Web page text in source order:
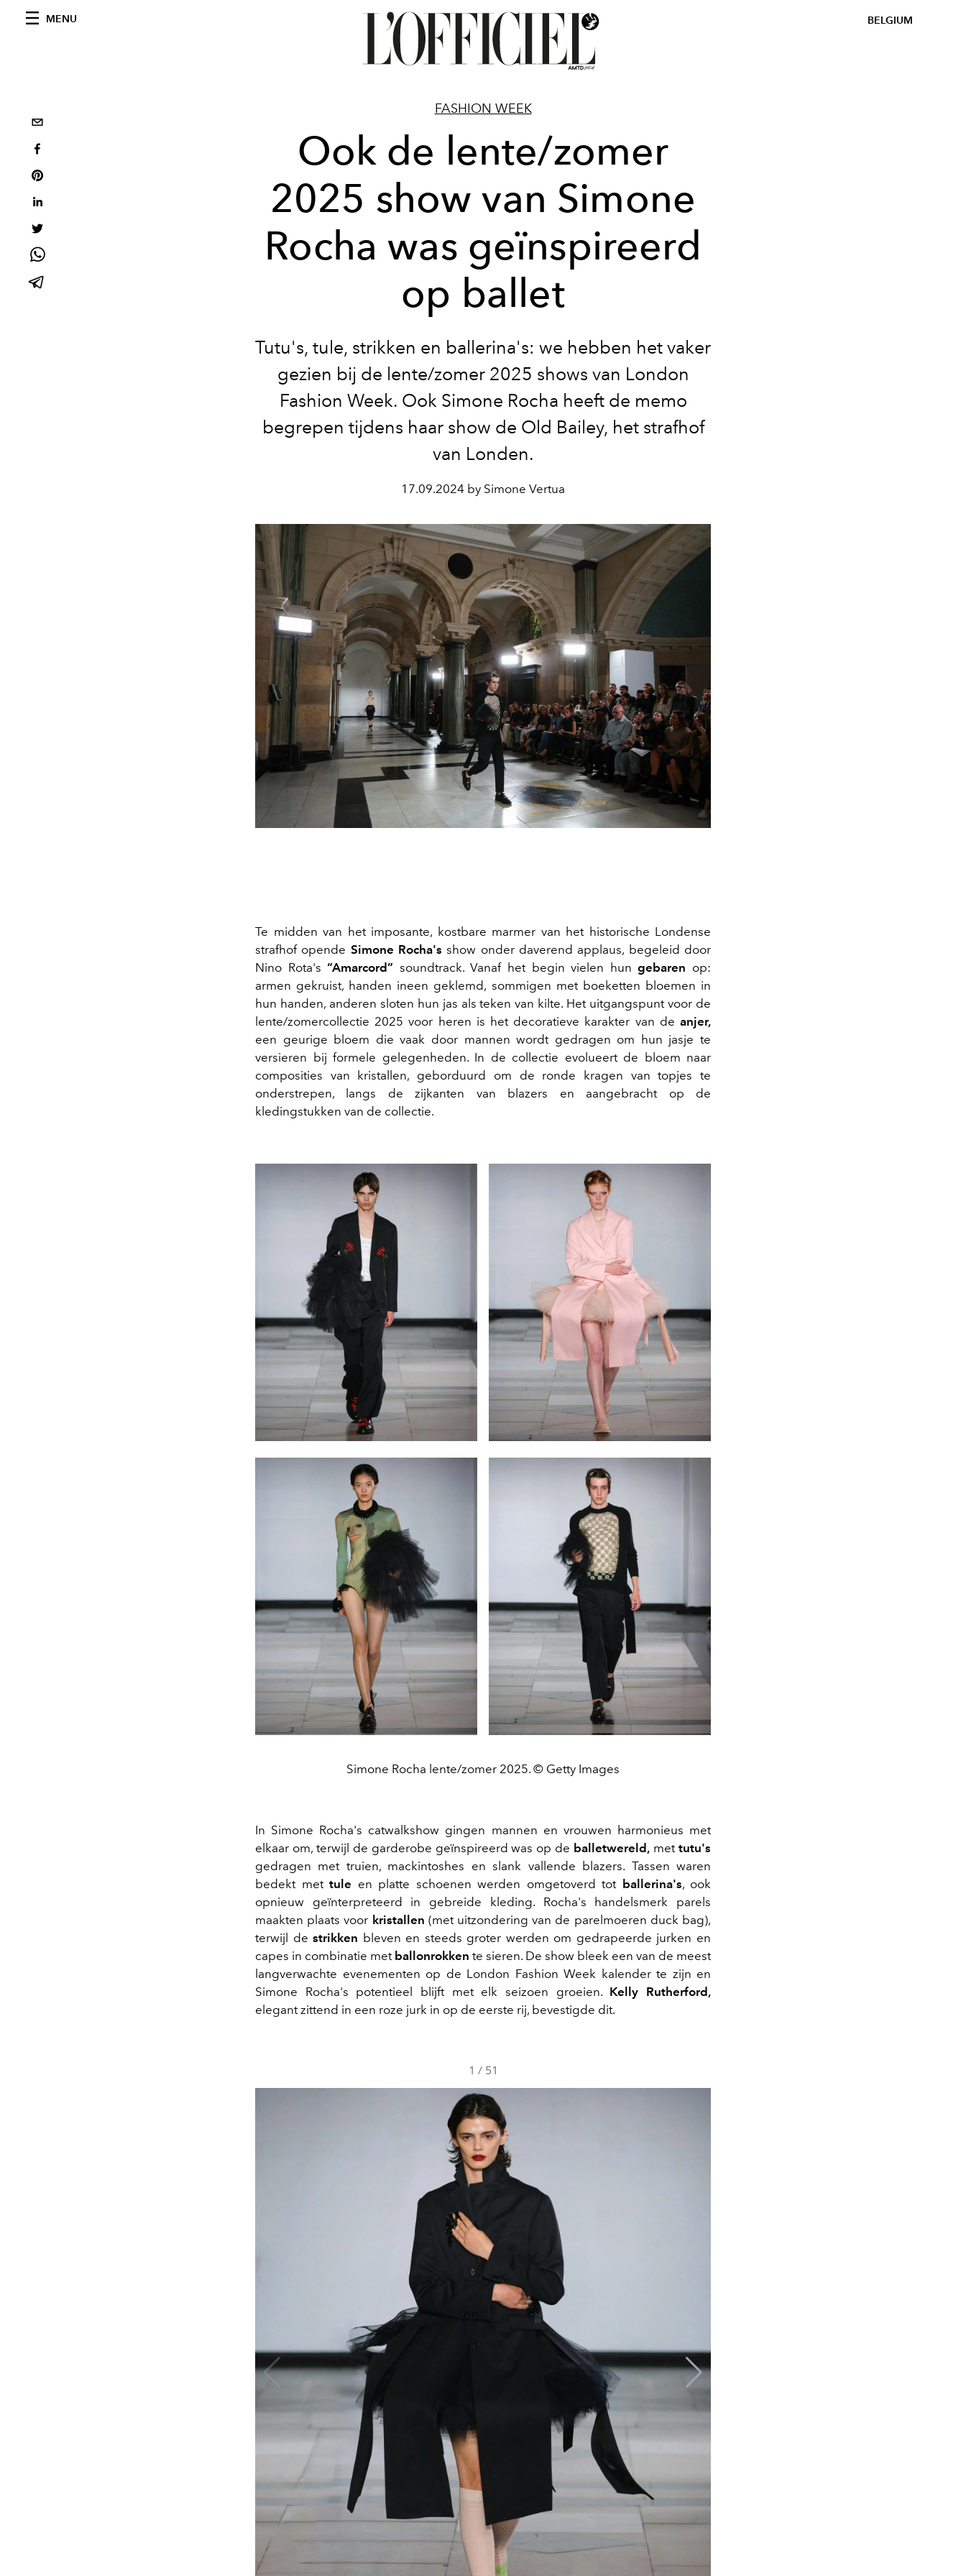
MENU BELGIUM
FASHION WEEK
Ook de lente/zomer
2025 show van Simone
Rocha was geïnspireerd
op ballet
Tutu's, tule, strikken en ballerina's: we hebben het vaker
gezien bij de lente/zomer 2025 shows van London
Fashion Week. Ook Simone Rocha heeft de memo
begrepen tijdens haar show de Old Bailey, het strafhof
van Londen.
17.09.2024 by Simone Vertua
Te midden van het imposante, kostbare marmer van het historische Londense
strafhof opende Simone Rocha's show onder daverend applaus, begeleid door
Nino Rota's“Amarcord” soundtrack. Vanaf het begin vielen hungebaren op:
armen gekruist, handen ineen geklemd, sommigen met boeketten bloemen in
hun handen, anderen sloten hun jas als teken van kilte. Het uitgangspunt voor de
lente/zomercollectie 2025 voor heren is het decoratieve karakter van de anjer,
een geurige bloem die vaak door mannen wordt gedragen om hun jasje te
versieren bij formele gelegenheden. In de collectie evolueert de bloem naar
composities van kristallen, geborduurd om de ronde kragen van topjes te
onderstrepen, langs de zijkanten van blazers en aangebracht op de
kledingstukken van de collectie.
Simone Rocha lente/zomer 2025. © Getty Images
In Simone Rocha's catwalkshow gingen mannen en vrouwen harmonieus met
elkaar om, terwijl de garderobe geïnspireerd was op de balletwereld, mettutu's
gedragen met truien, mackintoshes en slank vallende blazers. Tassen waren
bedekt met tule en platte schoenen werden omgetoverd tot ballerina's, ook
opnieuw geïnterpreteerd in gebreide kleding. Rocha's handelsmerk parels
maakten plaats voor kristallen (met uitzondering van de parelmoeren duck bag),
terwijl destrikken bleven en steeds groter werden om gedrapeerde jurken en
capes in combinatie met ballonrokken te sieren. De show bleek een van de meest
langverwachte evenementen op de London Fashion Week kalender te zijn en
Simone Rocha's potentieel blijft met elk seizoen groeien. Kelly Rutherford,
elegant zittend in een roze jurk in op de eerste rij, bevestigde dit.
1 / 51